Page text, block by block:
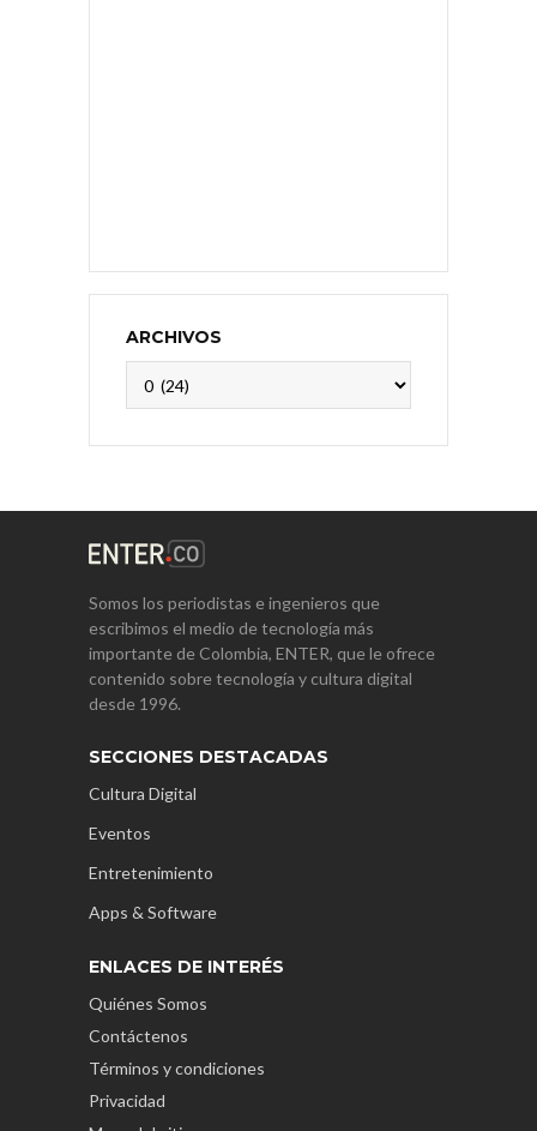
ARCHIVOS
Somos los periodistas e ingenieros que
escribimos el medio de tecnología más
importante de Colombia, ENTER, que le ofrece
contenido sobre tecnología y cultura digital
desde 1996.
SECCIONES DESTACADAS
Cultura Digital
Eventos
Entretenimiento
Apps & Software
ENLACES DE INTERÉS
Quiénes Somos
Contáctenos
Términos y condiciones
Privacidad